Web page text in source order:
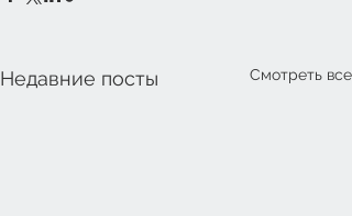
Недавние посты Смотреть все